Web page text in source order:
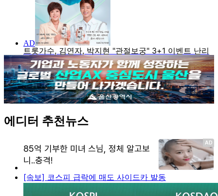
에디터 추천뉴스
[속보] 코스피 급락에 매도 사이드카 발동